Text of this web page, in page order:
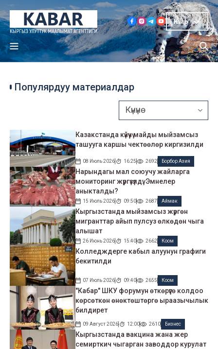
Кыр
Популярдуу материалдар
Казакстанда күйүүчү майды мыйзамсыз
ташууга каршы чектөөлөр киргизилди
08 Июль 2026 16:25 2692 Борбор Азия
Нарындагы мал союучу жайларга
мониторинг жүргүзүлдү: Эмнелер
аныкталды?
15 Июль 2026 09:50 2687 Аймак
Кыргызстанда мыйзамсыз жүргөн
мигранттар айып пулсуз өлкөдөн чыга
алышат
26 Июнь 2026 15:40 2662 Коом
Колледждерге кабыл алуунун графиги
бекитилди
07 Июль 2026 09:40 2655 Коом
"Кабар" ШКУ форумун өткөрүүгө колдоо
көрсөткөн өнөктөштөргө ыраазычылык
билдирет
09 Август 2026 12:00 2610 Бизнес
Кыргызстанда вакцина жана жер
семирткич чыгарган заводдор курулат